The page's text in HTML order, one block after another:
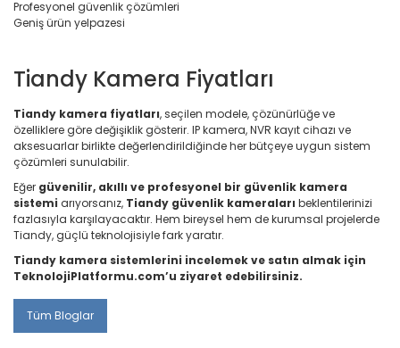
Profesyonel güvenlik çözümleri
Geniş ürün yelpazesi
Tiandy Kamera Fiyatları
Tiandy kamera fiyatları, seçilen modele, çözünürlüğe ve
özelliklere göre değişiklik gösterir. IP kamera, NVR kayıt cihazı ve
aksesuarlar birlikte değerlendirildiğinde her bütçeye uygun sistem
çözümleri sunulabilir.
Eğer güvenilir, akıllı ve profesyonel bir güvenlik kamera
sistemi arıyorsanız, Tiandy güvenlik kameraları beklentilerinizi
fazlasıyla karşılayacaktır. Hem bireysel hem de kurumsal projelerde
Tiandy, güçlü teknolojisiyle fark yaratır.
Tiandy kamera sistemlerini incelemek ve satın almak için
TeknolojiPlatformu.com’u ziyaret edebilirsiniz.
Tüm Bloglar